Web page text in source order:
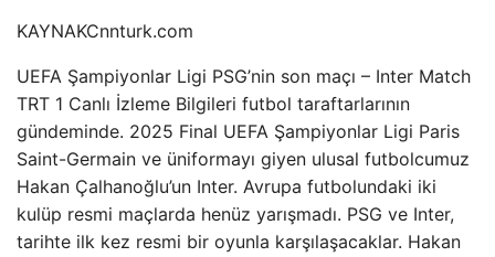
KAYNAKCnnturk.com
UEFA Şampiyonlar Ligi PSG’nin son maçı – Inter Match
TRT 1 Canlı İzleme Bilgileri futbol taraftarlarının
gündeminde. 2025 Final UEFA Şampiyonlar Ligi Paris
Saint-Germain ve üniformayı giyen ulusal futbolcumuz
Hakan Çalhanoğlu’un Inter. Avrupa futbolundaki iki
kulüp resmi maçlarda henüz yarışmadı. PSG ve Inter,
tarihte ilk kez resmi bir oyunla karşılaşacaklar. Hakan